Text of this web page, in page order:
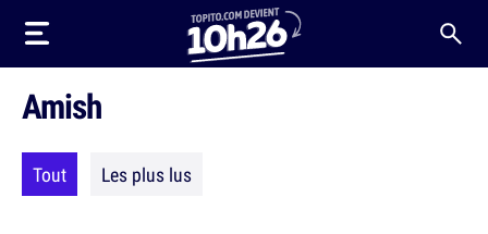
Amish
Tout Les plus lus